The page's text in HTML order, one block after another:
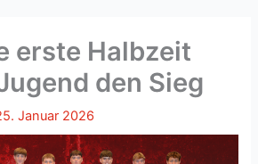
erste Halbzeit
den Sieg
Januar 2026